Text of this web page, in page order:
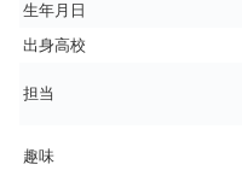
生年月日
出身高校
担当
趣味